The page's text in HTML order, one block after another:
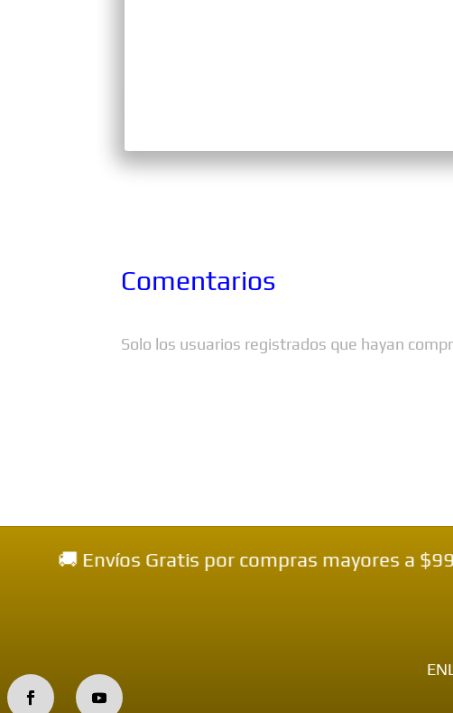
Comentarios
Solo los usuarios registrados que hayan
Gratis por compras mayores a $99.000 (según